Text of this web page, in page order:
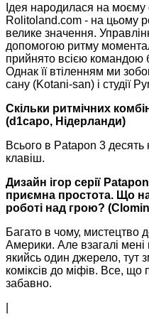
Ідея народилася на моєму
Rolitoland.com - на цьому
велике значення.
допомогою ритму
прийнято всією командою
Однак її втіленням ми
сану (Kotani-san) і студії
Скільки ритмічних
(d1capo, Нідерланди)
Всього в Patapon 3 десять
клавіш.
Дизайн ігор серії
приємна простота. Що
роботі над грою?
Багато в чому, мистецтво
Америки. Але взагалі мені
якийсь один джерело, тут
коміксів до міфів. Все, що
забавно.